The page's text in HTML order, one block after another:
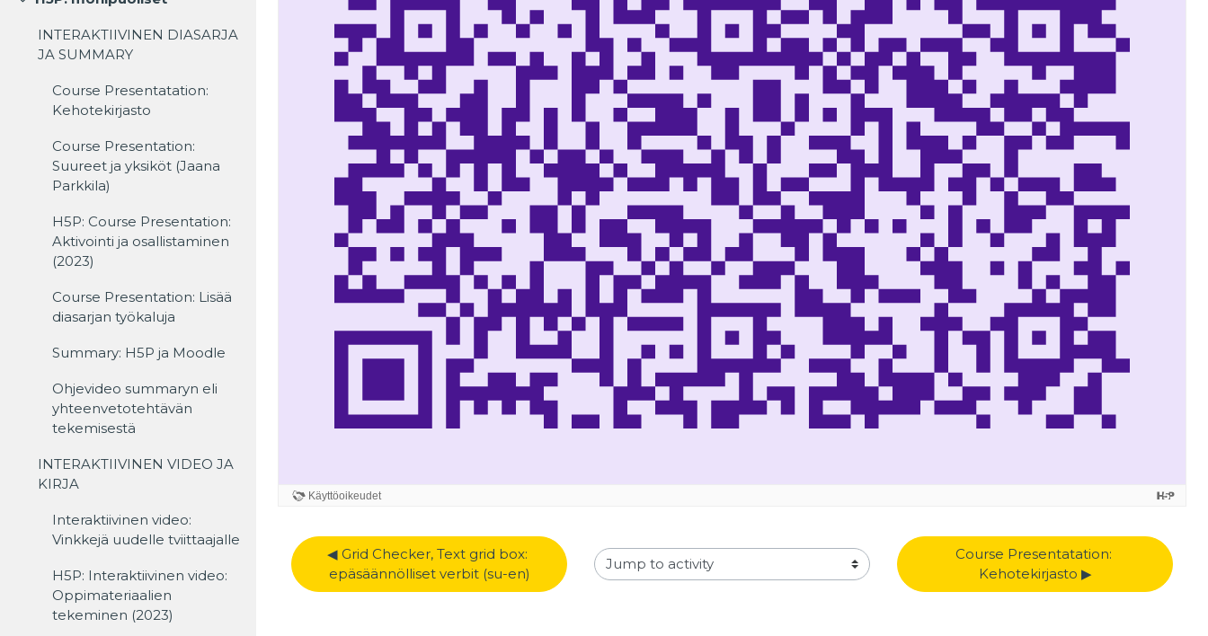
◀︎ Grid Checker, Text grid box:
epäsäännölliset verbit (su-en)
Jump to activity
Course Presentatation:
Kehotekirjasto ▶︎
Tiivistä
INTERAKTIIVINEN DIASARJA
JA SUMMARY
Course Presentatation:
Kehotekirjasto
Course Presentation:
Suureet ja yksiköt (Jaana
Parkkila)
H5P: Course Presentation:
Aktivointi ja osallistaminen
(2023)
Course Presentation: Lisää
diasarjan työkaluja
Summary: H5P ja Moodle
Ohjevideo summaryn eli
yhteenvetotehtävän
tekemisestä
INTERAKTIIVINEN VIDEO JA
KIRJA
Interaktiivinen video:
Vinkkejä uudelle tviittaajalle
H5P: Interaktiivinen video:
Oppimateriaalien
tekeminen (2023)